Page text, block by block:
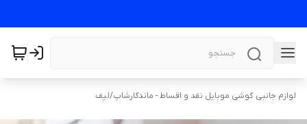
لوازم جانبی گوشی موبایل نقد و اقساط - ماندگارشاپ/لیف